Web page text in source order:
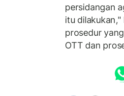
persidangan
itu
prosedur
OTT dan